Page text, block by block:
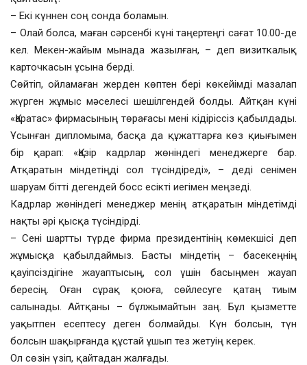
– Екі күннен соң сонда боламын.
– Олай болса, маған сәрсенбі күні таңертеңгі сағат 10.00-де
кел. Мекен-жайым мынада жазылған, – деп визиткалық
карточкасын ұсына берді.
Сөйтіп, ойламаған жерден көптен бері көкейімді мазалап
жүрген жұмыс мәселесі шешілгендей болды. Айтқан күні
«Қаратас» фирмасының төрағасы мені кідіріссіз қабылдады.
Ұсынған дипломыма, басқа да құжаттарға көз қиығымен
бір қарап: «Қазір кадрлар жөніндегі менеджерге бар.
Атқаратын міндетіңді сол түсіндіреді», – деді сенімен
шаруам бітті дегендей босс есікті иегімен меңзеді.
Кадрлар жөніндегі менеджер менің атқаратын міндетімді
нақты әрі қысқа түсіндірді.
– Сені шартты түрде фирма президентінің көмекшісі деп
жұмысқа қабылдаймыз. Басты міндетің – басекеңнің
қауіпсіздігіне жауаптысың, сол үшін басыңмен жауап
бересің. Оған сұрақ қоюға, сөйлесуге қатаң тиым
салынады. Айтқаны – бұлжымайтын заң. Бұл қызметте
уақытпен есептесу деген болмайды. Күн болсын, түн
болсын шақырғанда құстай ұшып тез жетуің керек.
Ол сөзін үзіп, қайтадан жалғады.